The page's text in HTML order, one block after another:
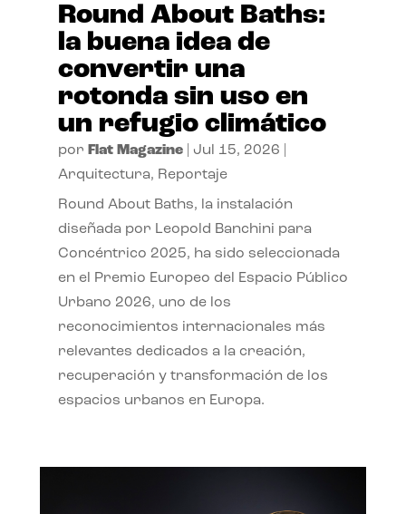
Round About Baths:
la buena idea de
convertir una
rotonda sin uso en
un refugio climático
por Flat Magazine| Jul 15, 2026
Arquitectura, Reportaje
Round About Baths, la instalación
diseñada por Leopold Banchini para
Concéntrico 2025, ha sido seleccionada
en el Premio Europeo del Espacio Público
Urbano 2026, uno de los
reconocimientos internacionales más
relevantes dedicados a la creación,
recuperación y transformación de los
espacios urbanos en Europa.